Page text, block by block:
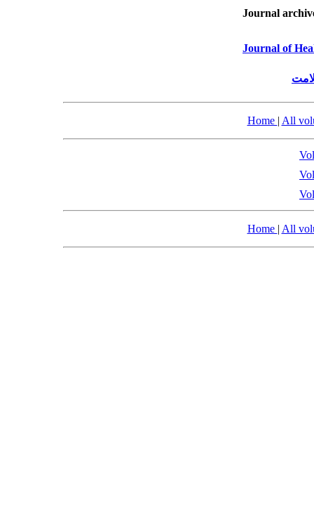
Journal
Journal of
Home | All
Home | All